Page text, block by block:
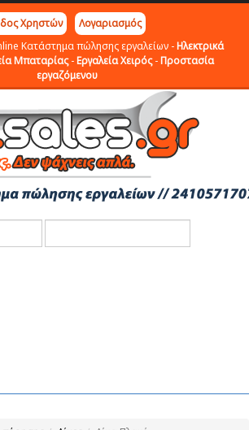
Χρηστών
Λογαριασμός
Κατάστημα πώλησης εργαλείων -Ηλεκτρικά
Μπαταρίας-Εργαλεία Χειρός-Προστασία
εργαζόμενου
MENU